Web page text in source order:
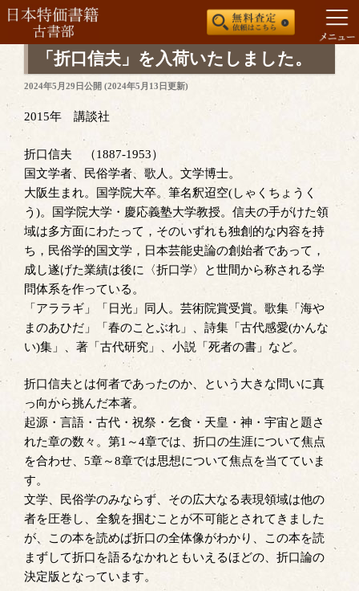
プ
「折口信夫」を入荷いたしました。
投
日:
2024年5月29日公開 (2024年5月13日更新)
2015年 講談社
折口信夫 （1887-1953）
国文学者、民俗学者、歌人。文学博士。
大阪生まれ。国学院大卒。筆名釈迢空(しゃくちょうく
う)。国学院大学・慶応義塾大学教授。信夫の手がけた領
域は多方面にわたって，そのいずれも独創的な内容を持
ち，民俗学的国文学，日本芸能史論の創始者であって，
成し遂げた業績は後に〈折口学〉と世間から称される学
問体系を作っている。
「アララギ」「日光」同人。芸術院賞受賞。歌集「海や
まのあひだ」「春のことぶれ」、詩集「古代感愛(かんな
い)集」、著「古代研究」、小説「死者の書」など。
折口信夫とは何者であったのか、という大きな問いに真
っ向から挑んだ本著。
起源・言語・古代・祝祭・乞食・天皇・神・宇宙と題さ
れた章の数々。第1～4章では、折口の生涯について焦点
を合わせ、5章～8章では思想について焦点を当てていま
す。
文学、民俗学のみならず、その広大なる表現領域は他の
者を圧巻し、全貌を掴むことが不可能とされてきました
が、この本を読めば折口の全体像がわかり、この本を読
まずして折口を語るなかれともいえるほどの、折口論の
決定版となっています。